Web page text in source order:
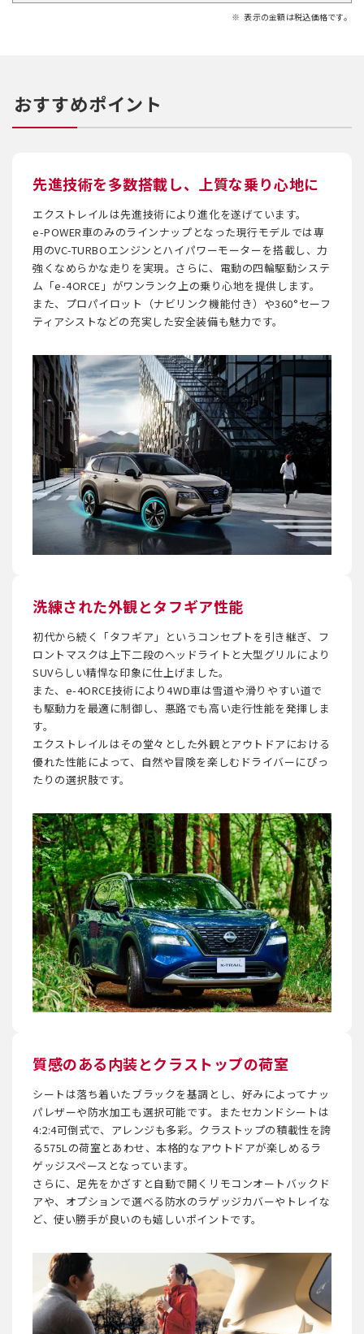
表示の金額は税込価格です。
おすすめポイント
先進技術を多数搭載し、上質な乗り心地に
エクストレイルは先進技術により進化を遂げています。
e-POWER車のみのラインナップとなった現行モデルでは専
用のVC-TURBOエンジンとハイパワーモーターを搭載し、力
強くなめらかな走りを実現。さらに、電動の四輪駆動システ
ム「e-4ORCE」がワンランク上の乗り心地を提供します。
また、プロパイロット（ナビリンク機能付き）や360°セーフ
ティアシストなどの充実した安全装備も魅力です。
洗練された外観とタフギア性能
初代から続く「タフギア」というコンセプトを引き継ぎ、フ
ロントマスクは上下二段のヘッドライトと大型グリルにより
SUVらしい精悍な印象に仕上げました。
また、e-4ORCE技術により4WD車は雪道や滑りやすい道で
も駆動力を最適に制御し、悪路でも高い走行性能を発揮しま
す。
エクストレイルはその堂々とした外観とアウトドアにおける
優れた性能によって、自然や冒険を楽しむドライバーにぴっ
たりの選択肢です。
質感のある内装とクラストップの荷室
シートは落ち着いたブラックを基調とし、好みによってナッ
パレザーや防水加工も選択可能です。またセカンドシートは
4:2:4可倒式で、アレンジも多彩。クラストップの積載性を誇
る575Lの荷室とあわせ、本格的なアウトドアが楽しめるラ
ゲッジスペースとなっています。
さらに、足先をかざすと自動で開くリモコンオートバックド
アや、オプションで選べる防水のラゲッジカバーやトレイな
ど、使い勝手が良いのも嬉しいポイントです。